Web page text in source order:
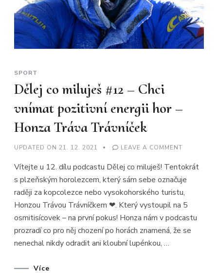
SPORT
Dělej co miluješ #12 – Chci
vnímat pozitivní energii hor –
Honza Tráva Trávníček
UPDATED ON 21. 12. 2021 LEAVE A COMMENT
MILUJEŠ
–
VNÍMAT
POZITIVNÍ
ENERGII
HOR
–
HONZA
Vítejte u 12. dílu podcastu Dělej co miluješ! Tentokrát
s plzeňským horolezcem, který sám sebe označuje
raději za kopcolezce nebo vysokohorského turistu,
Honzou Trávou Trávníčkem ❤. Který vystoupil na 5
osmitisícovek – na první pokus! Honza nám v podcastu
prozradí co pro něj chození po horách znamená, že se
nenechal nikdy odradit ani kloubní lupénkou, …
Více